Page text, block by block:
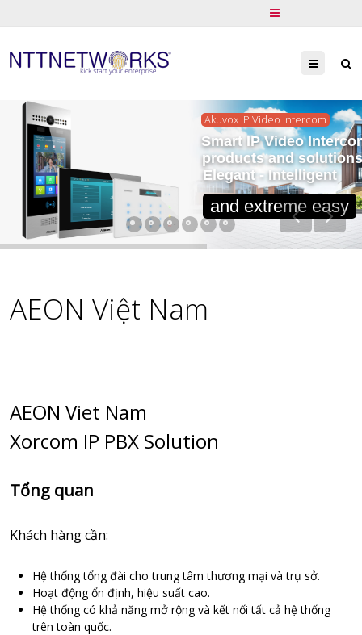
Menu
Akuvox IP Video Intercom
Smart IP Video
products and solutions
Elegant - Intelligent
and extreme easy
AEON Việt Nam
AEON Viet Nam
Xorcom IP PBX Solution
Tổng quan
Khách hàng cần:
Hệ thống tổng đài cho trung tâm thươngmại và trụ sở.
Hoạt động ổn định, hiệu suất cao.
Hệ thống có khả năng mở rộng và kết nốitất cả hệ thống
trên toàn quốc.